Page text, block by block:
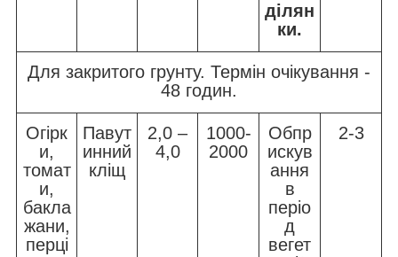
ділян
ки.
Для закритого грунту. Термін очікування -
48 годин.
Огірк
и,
томат
и,
бакла
жани,
перці
Павут
инний
кліщ
2,0 –
4,0
1000-
2000
Обпр
искув
ання
в
періо
д
вегет
2-3